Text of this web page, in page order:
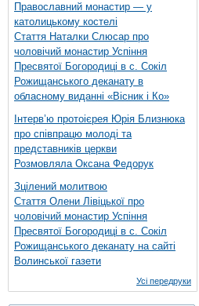
Православний монастир — у
католицькому костелі
Стаття Наталки Слюсар про
чоловічий монастир Успіння
Пресвятої Богородиці в с. Сокіл
Рожищанського деканату в
обласному виданні «Вісник і Ко»
Інтерв’ю протоієрея Юрія Близнюка
про співпрацю молоді та
представників церкви
Розмовляла Оксана Федорук
Зцілений молитвою
Стаття Олени Лівіцької про
чоловічий монастир Успіння
Пресвятої Богородиці в с. Сокіл
Рожищанського деканату на сайті
Волинської газети
Усі передруки